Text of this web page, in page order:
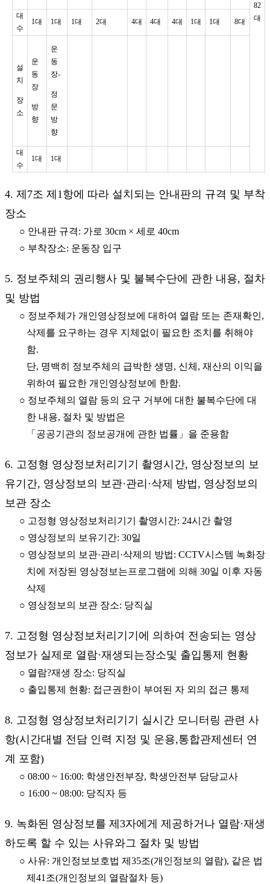
82
대
대
수
1대 1대 1대 2대 4대 4대 4대 1대 1대 8대
설
치
장
소
운
동
장
방
향
운
동
장-
정
문
방
향
대
수
1대 1대
4. 제7조 제1항에 따라 설치되는 안내판의 규격 및 부착
장소
○ 안내판 규격: 가로 30cm × 세로 40cm
○ 부착장소: 운동장 입구
5. 정보주체의 권리행사 및 불복수단에 관한 내용, 절차
및 방법
○ 정보주체가 개인영상정보에 대하여 열람 또는 존재확인,
삭제를 요구하는 경우 지체없이 필요한 조치를 취해야
함.
단, 명백히 정보주체의 급박한 생명, 신체, 재산의 이익을
위하여 필요한 개인영상정보에 한함.
○ 정보주체의 열람 등의 요구 거부에 대한 불복수단에 대
한 내용, 절차 및 방법은
「공공기관의 정보공개에 관한 법률」을 준용함
6. 고정형 영상정보처리기기 촬영시간, 영상정보의 보
유기간, 영상정보의 보관·관리·삭제 방법, 영상정보의
보관 장소
○ 고정형 영상정보처리기기 촬영시간: 24시간 촬영
○ 영상정보의 보유기간: 30일
○ 영상정보의 보관·관리·삭제의 방법: CCTV시스템 녹화장
치에 저장된 영상정보는프로그램에 의해 30일 이후 자동
삭제
○ 영상정보의 보관 장소: 당직실
7. 고정형 영상정보처리기기에 의하여 전송되는 영상
정보가 실제로 열람·재생되는장소및 출입통제 현황
○ 열람?재생 장소: 당직실
○ 출입통제 현황: 접근권한이 부여된 자 외의 접근 통제
8. 고정형 영상정보처리기기 실시간 모니터링 관련 사
항(시간대별 전담 인력 지정 및 운용,통합관제센터 연
계 포함)
○ 08:00 ~ 16:00: 학생안전부장, 학생안전부 담당교사
○ 16:00 ~ 08:00: 당직자 등
9. 녹화된 영상정보를 제3자에게 제공하거나 열람·재생
하도록 할 수 있는 사유와그 절차 및 방법
○ 사유: 개인정보보호법 제35조(개인정보의 열람), 같은 법
제41조(개인정보의 열람절차 등)